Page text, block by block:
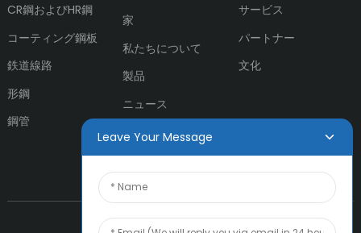
CR鋼およびHR鋼
コーティング鋼板
鉄道線路
形鋼
鋼管
家
私たちについて
製品
ニュース
お問い合わせ
サービス
パートナー
文化
Leave Your Message